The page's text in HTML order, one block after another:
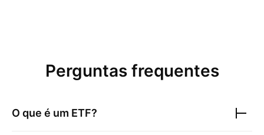
Perguntas frequentes
O que é um ETF?